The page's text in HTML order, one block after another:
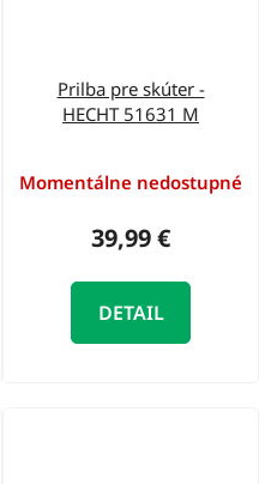
Prilba pre skúter -
HECHT 51631 M
Momentálne nedostupné
39,99 €
DETAIL